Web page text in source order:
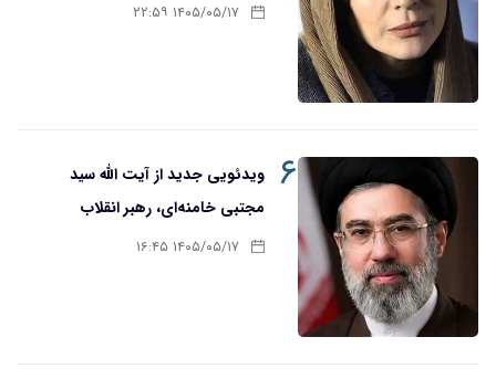
۱۴۰۵/۰۵/۱۷ ۲۲:۵۹
۶
ویدئویی جدید از آیت الله سید
مجتبی خامنه‌ای، رهبر انقلاب
۱۴۰۵/۰۵/۱۷ ۱۶:۴۵